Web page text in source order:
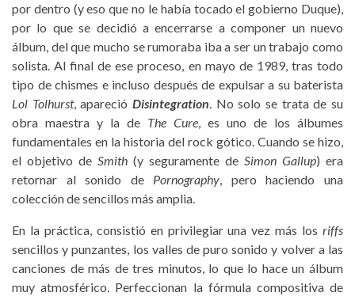
por dentro (y eso que no le había tocado el gobierno Duque),
por lo que se decidió a encerrarse a componer un nuevo
álbum, del que mucho se rumoraba iba a ser un trabajo como
solista. Al final de ese proceso, en mayo de 1989, tras todo
tipo de chismes e incluso después de expulsar a su baterista
Lol Tolhurst, aparecióDisintegration. No solo se trata de su
obra maestra y la de The Cure, es uno de los álbumes
fundamentales en la historia del rock gótico. Cuando se hizo,
el objetivo de Smith (y seguramente de Simon Gallup) era
retornar al sonido de Pornography, pero haciendo una
colección de sencillos más amplia.
En la práctica, consistió en privilegiar una vez más los riffs
sencillos y punzantes, los valles de puro sonido y volver a las
canciones de más de tres minutos, lo que lo hace un álbum
muy atmosférico. Perfeccionan la fórmula compositiva de